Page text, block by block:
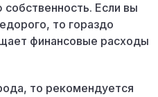
Если вы
то гораздо
финансовые расходы
то рекомендуется